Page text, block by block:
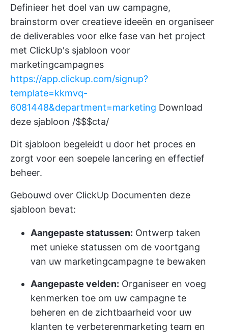
Definieer het doel van uw campagne,
brainstorm over creatieve ideeën en organiseer
de deliverables voor elke fase van het project
met ClickUp's sjabloon voor
marketingcampagnes
https://app.clickup.com/signup?
template=kkmvq-
6081448&department=marketing Download
deze sjabloon /$$$cta/
Dit sjabloon begeleidt u door het proces en
zorgt voor een soepele lancering en effectief
beheer.
Gebouwd over ClickUp Documenten deze
sjabloon bevat:
Aangepaste statussen: Ontwerp taken
met unieke statussen om de voortgang
van uw marketingcampagne te bewaken
Aangepaste velden: Organiseer en voeg
kenmerken toe om uw campagne te
beheren en de zichtbaarheid voor uw
klanten te verbeterenmarketing team en